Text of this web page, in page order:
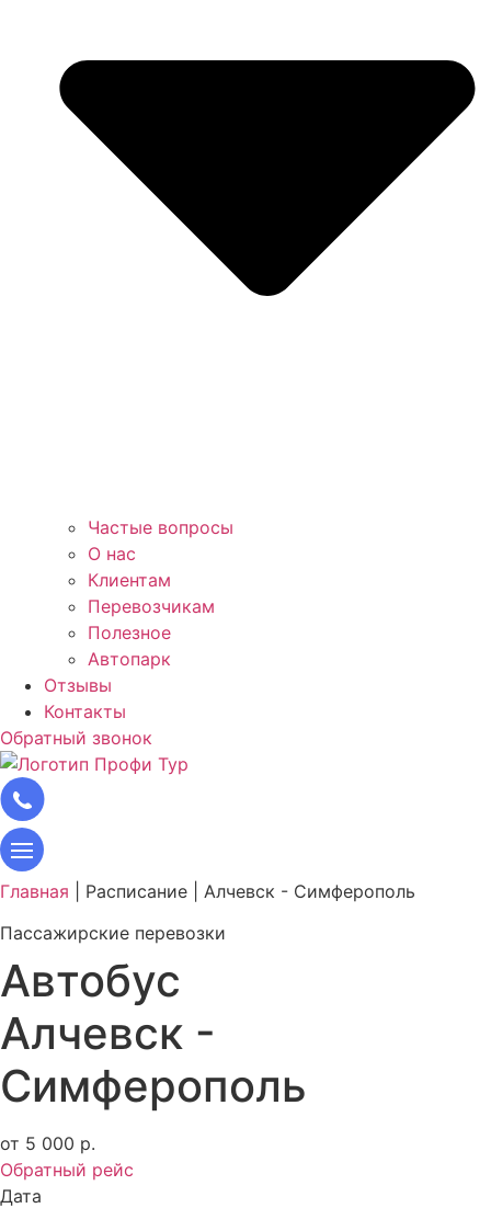
Частые вопросы
О нас
Клиентам
Перевозчикам
Полезное
Автопарк
Отзывы
Контакты
Обратный звонок
Главная Расписание
Алчевск - Симферополь
Пассажирские перевозки
Автобус
Алчевск -
Симферополь
от 5 000 р.
Обратный рейс
Дата